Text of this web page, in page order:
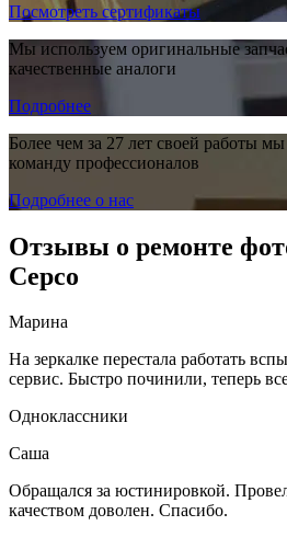
Посмотреть сертификаты
Мы используем оригинальные
качественные аналоги
Подробнее
Более чем за 27 лет своей работы
команду профессионалов
Подробнее о нас
Отзывы о ремонте
Серсо
Марина
На зеркалке перестала работать
сервис. Быстро починили, теперь
Одноклассники
Саша
Обращался за юстинировкой.
качеством доволен. Спасибо.